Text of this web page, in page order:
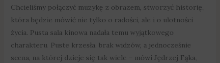
Chcieliśmy połączyć muzykę z obrazem, stworzyć historię,
która będzie mówić nie tylko o radości, ale i o ulotności
życia. Pusta sala kinowa nadała temu wyjątkowego
charakteru. Puste krzesła, brak widzów, a jednocześnie
scena, na której dzieje się tak wiele – mówi Jędrzej Fąka,